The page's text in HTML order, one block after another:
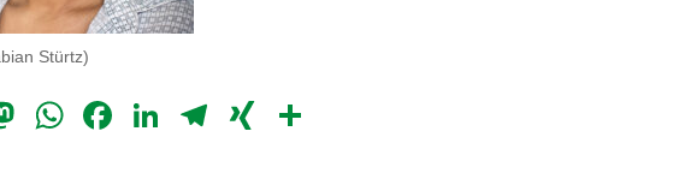
Stürtz)
Mastodon
WhatsApp
Facebook
LinkedIn
Telegram
XING